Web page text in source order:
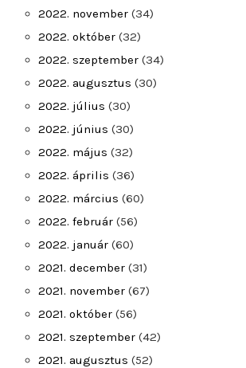
2022. november (34)
2022. október (32)
2022. szeptember (34)
2022. augusztus (30)
2022. július (30)
2022. június (30)
2022. május (32)
2022. április (36)
2022. március (60)
2022. február (56)
2022. január (60)
2021. december (31)
2021. november (67)
2021. október (56)
2021. szeptember (42)
2021. augusztus (52)